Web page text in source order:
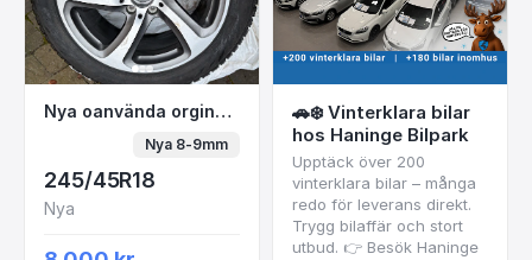
Nya oanvända orginalhjul
Nya oanvända orginalhjul
Nya 8-9mm
245/45R18
Nya
🚗❄️ Vinterklara bilar
hos Haninge Bilpark
Upptäck över 200
vinterklara bilar – många
redo för leverans direkt.
Trygg bilaffär och stort
utbud. 👉 Besök Haninge